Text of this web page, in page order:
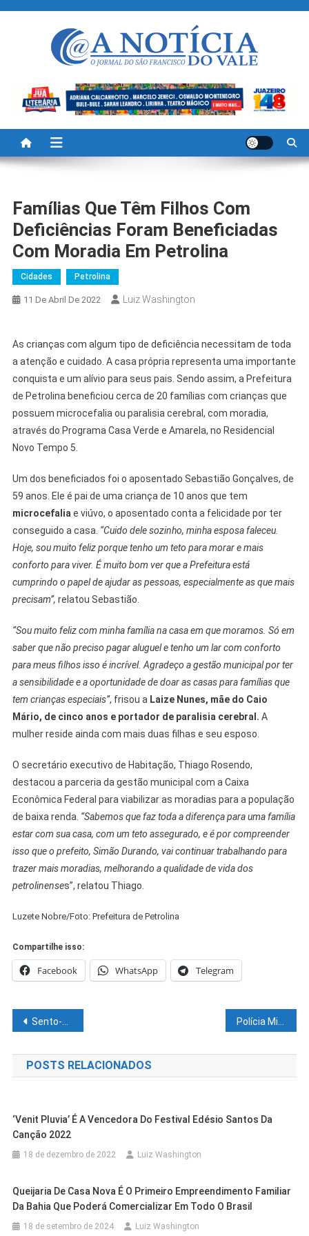
A Noticia Do Vale
Famílias Que Têm Filhos Com
Deficiências Foram Beneficiadas
Com Moradia Em Petrolina
Cidades Petrolina
11 De Abril De 2022 Luiz Washington
As crianças com algum tipo de deficiência necessitam de toda
a atenção e cuidado. A casa própria representa uma importante
conquista e um alívio para seus pais. Sendo assim, a Prefeitura
de Petrolina beneficiou cerca de 20 famílias com crianças que
possuem microcefalia ou paralisia cerebral, com moradia,
através do Programa Casa Verde e Amarela, no Residencial
Novo Tempo 5.
Um dos beneficiados foi o aposentado Sebastião Gonçalves, de
59 anos. Ele é pai de uma criança de 10 anos que tem
microcefaliae viúvo, o aposentado conta a felicidade por ter
conseguido a casa. “Cuido dele sozinho, minha esposa faleceu.
Hoje, sou muito feliz porque tenho um teto para morar e mais
conforto para viver. É muito bom ver que a Prefeitura está
cumprindo o papel de ajudar as pessoas, especialmente as que mais
precisam”, relatou Sebastião.
“Sou muito feliz com minha família na casa em que moramos. Só em
saber que não preciso pagar aluguel e tenho um lar com conforto
para meus filhos isso é incrível. Agradeço a gestão municipal por ter
a sensibilidade e a oportunidade de doar as casas para famílias que
tem crianças especiais”, frisou a Laize Nunes, mãe do Caio
Mário, de cinco anos e portador de paralisia cerebral. A
mulher reside ainda com mais duas filhas e seu esposo.
O secretário executivo de Habitação, Thiago Rosendo,
destacou a parceria da gestão municipal com a Caixa
Econômica Federal para viabilizar as moradias para a população
de baixa renda. “Sabemos que faz toda a diferença para uma família
estar com sua casa, com um teto assegurado, e é por compreender
isso que o prefeito, Simão Durando, vai continuar trabalhando para
trazer mais moradias, melhorando a qualidade de vida dos
petrolinenses”, relatou Thiago.
Luzete Nobre/Foto: Prefeitura de Petrolina
Compartilhe isso:
Facebook WhatsApp Telegram
Navegação
de
Post
Sento-Sé participa da Conferência Estadual de Educação da Bahia Polícia Militar apreende arma de fogo em Casa Nova
POSTS RELACIONADOS
‘Venit Pluvia’ É A Vencedora Do Festival Edésio Santos Da
Canção 2022
18 de dezembro de 2022 Luiz Washington
Queijaria De Casa Nova É O Primeiro Empreendimento Familiar
Da Bahia Que Poderá Comercializar Em Todo O Brasil
18 de setembro de 2024 Luiz Washington